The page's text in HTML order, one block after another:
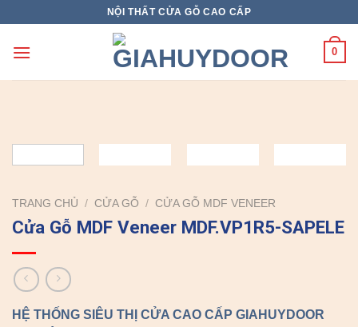
content
NỘI THẤT CỬA GỖ CAO CẤP
0
TRANG CHỦ / CỬA GỖ / CỬA GỖ MDF VENEER
Cửa Gỗ MDF Veneer MDF.VP1R5-SAPELE
HỆ THỐNG SIÊU THỊ CỬA CAO CẤP GIAHUYDOOR